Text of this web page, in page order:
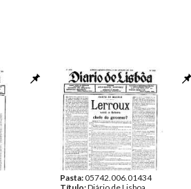
Pasta:05742.006.01434